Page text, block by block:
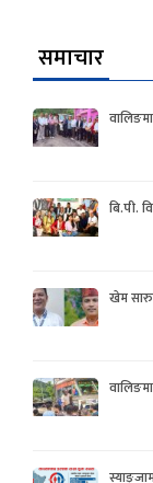
समाचार
बि.पी.
खेम